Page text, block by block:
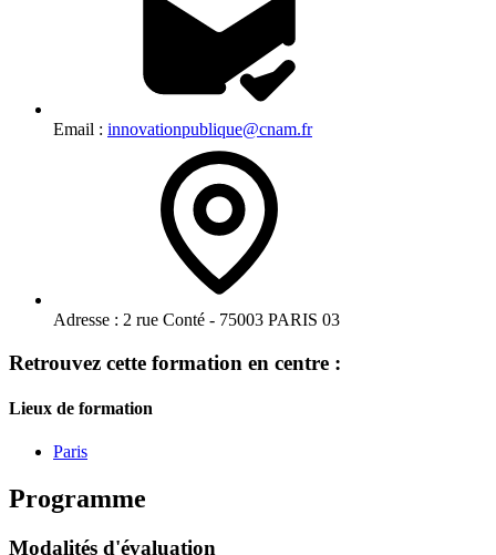
Email : innovationpublique@cnam.fr
Adresse : 2 rue Conté - 75003 PARIS 03
Retrouvez cette formation en centre :
Lieux de formation
Paris
Programme
Modalités d'évaluation